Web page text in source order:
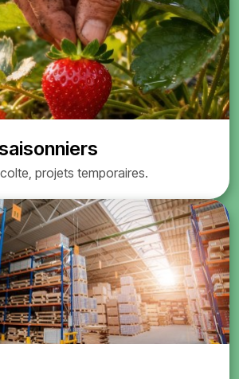
projets temporaires.